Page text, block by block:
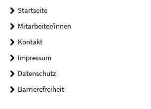
Startseite
Mitarbeiter/innen
Kontakt
Impressum
Datenschutz
Barrierefreiheit